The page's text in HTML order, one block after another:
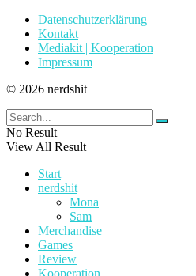
Datenschutzerklärung
Kontakt
Mediakit | Kooperation
Impressum
© 2026 nerdshit
No Result
View All Result
Start
nerdshit
Mona
Sam
Merchandise
Games
Review
Kooperation